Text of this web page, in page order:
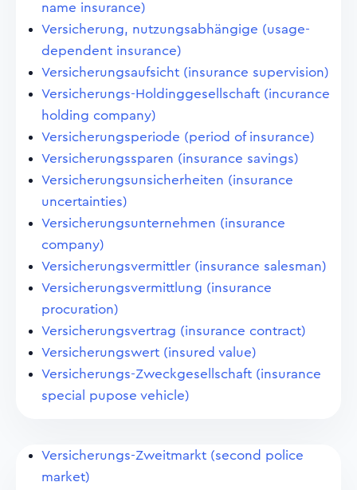
name insurance)
Versicherung, nutzungsabhängige (usage-
dependent insurance)
Versicherungsaufsicht (insurance supervision)
Versicherungs-Holdinggesellschaft (incurance
holding company)
Versicherungsperiode (period of insurance)
Versicherungssparen (insurance savings)
Versicherungsunsicherheiten (insurance
uncertainties)
Versicherungsunternehmen (insurance
company)
Versicherungsvermittler (insurance salesman)
Versicherungsvermittlung (insurance
procuration)
Versicherungsvertrag (insurance contract)
Versicherungswert (insured value)
Versicherungs-Zweckgesellschaft (insurance
special pupose vehicle)
Versicherungs-Zweitmarkt (second police
market)